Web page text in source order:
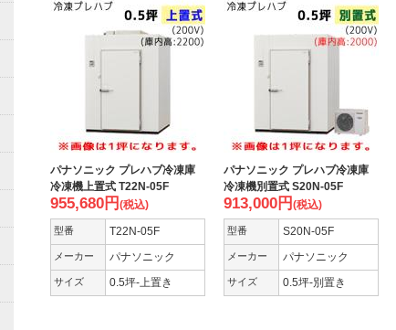
パナソニック プレハブ冷凍庫
冷凍機上置式 T22N-05F
955,680円 (税込)
型番 T22N-05F
メーカー パナソニック
サイズ 0.5坪-上置き
パナソニック プレハブ冷凍庫
冷凍機別置式 S20N-05F
913,000円 (税込)
型番 S20N-05F
メーカー パナソニック
サイズ 0.5坪-別置き